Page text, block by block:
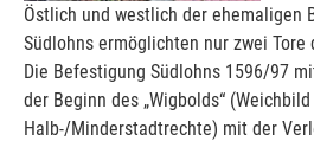
Östlich und westlich der ehemaligen
Südlohns ermöglichten nur zwei
Die Befestigung Südlohns 1596/97
der Beginn des „Wigbolds“ (Weichbild
Halb-/Minderstadtrechte) mit der